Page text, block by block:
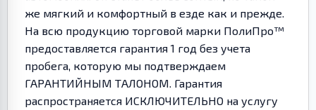
же мягкий и комфортный в езде как и прежде.
На всю продукцию торговой марки ПолиПро™
предоставляется гарантия 1 год без учета
пробега, которую мы подтверждаем
ГАРАНТИЙНЫМ ТАЛОНОМ. Гарантия
распространяется ИСКЛЮЧИТЕЛЬНО на услугу